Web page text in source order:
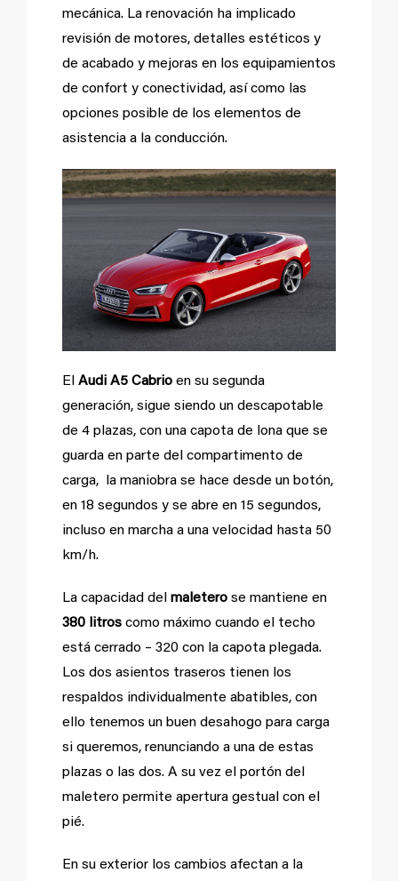
mecánica. La renovación ha implicado
revisión de motores, detalles estéticos y
de acabado y mejoras en los equipamientos
de confort y conectividad, así como las
opciones posible de los elementos de
asistencia a la conducción.
El Audi A5 Cabrio en su segunda
generación, sigue siendo un descapotable
de 4 plazas, con una capota de lona que se
guarda en parte del compartimento de
carga, la maniobra se hace desde un botón,
en 18 segundos y se abre en 15 segundos,
incluso en marcha a una velocidad hasta 50
km/h.
La capacidad del maletero se mantiene en
380 litros como máximo cuando el techo
está cerrado – 320 con la capota plegada.
Los dos asientos traseros tienen los
respaldos individualmente abatibles, con
ello tenemos un buen desahogo para carga
si queremos, renunciando a una de estas
plazas o las dos. A su vez el portón del
maletero permite apertura gestual con el
pié.
En su exterior los cambios afectan a la